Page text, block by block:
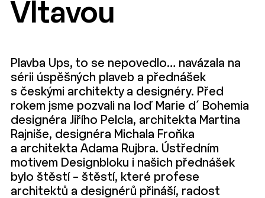
Vltavou
Plavba Ups, to se nepovedlo… navázala na
sérii úspěšných plaveb a přednášek
s českými architekty a designéry. Před
rokem jsme pozvali na loď Marie d´ Bohemia
designéra Jiřího Pelcla, architekta Martina
Rajniše, designéra Michala Froňka
a architekta Adama Rujbra. Ústředním
motivem Designbloku i našich přednášek
bylo štěstí – štěstí, které profese
architektů a designérů přináší, radost